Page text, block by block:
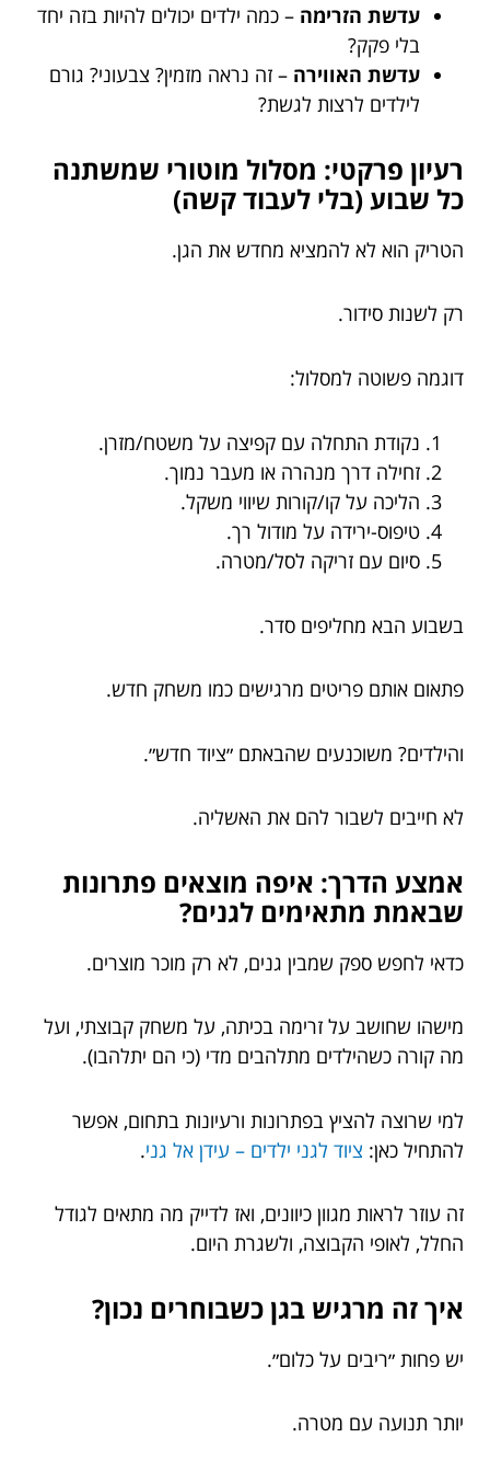
עדשת הזרימה – כמה ילדים יכולים להיות בזה יחד
בלי פקק?
עדשת האווירה – זה נראה מזמין? צבעוני? גורם
לילדים לרצות לגשת?
רעיון פרקטי: מסלול מוטורי שמשתנה
כל שבוע (בלי לעבוד קשה)
הטריק הוא לא להמציא מחדש את הגן.
רק לשנות סידור.
דוגמה פשוטה למסלול:
נקודת התחלה עם קפיצה על משטח/מזרן.
זחילה דרך מנהרה או מעבר נמוך.
הליכה על קו/קורות שיווי משקל.
טיפוס-ירידה על מודול רך.
סיום עם זריקה לסל/מטרה.
בשבוע הבא מחליפים סדר.
פתאום אותם פריטים מרגישים כמו משחק חדש.
והילדים? משוכנעים שהבאתם ״ציוד חדש״.
לא חייבים לשבור להם את האשליה.
אמצע הדרך: איפה מוצאים פתרונות
שבאמת מתאימים לגנים?
כדאי לחפש ספק שמבין גנים, לא רק מוכר מוצרים.
מישהו שחושב על זרימה בכיתה, על משחק קבוצתי, ועל
מה קורה כשהילדים מתלהבים מדי (כי הם יתלהבו).
למי שרוצה להציץ בפתרונות ורעיונות בתחום, אפשר
להתחיל כאן: ציוד לגני ילדים – עידן אל גני.
זה עוזר לראות מגוון כיוונים, ואז לדייק מה מתאים לגודל
החלל, לאופי הקבוצה, ולשגרת היום.
איך זה מרגיש בגן כשבוחרים נכון?
יש פחות ״ריבים על כלום״.
יותר תנועה עם מטרה.